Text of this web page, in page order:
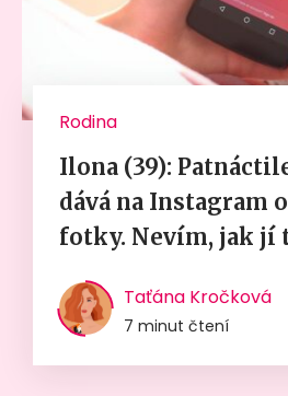
Rodina
Ilona (39):
dává na Instagram
fotky. Nevím, jak jí
Taťána Kročková
7 minut čtení